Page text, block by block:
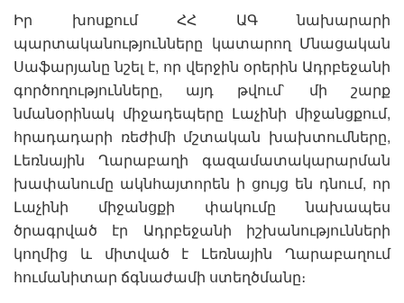
Իր խոսքում ՀՀ ԱԳ նախարարի
պարտականությունները կատարող Մնացական
Սաֆարյանը նշել է, որ վերջին օրերին Ադրբեջանի
գործողությունները, այդ թվում` մի շարք
նմանօրինակ միջադեպերը Լաչինի միջանցքում,
հրադադարի ռեժիմի մշտական խախտումները,
Լեռնային Ղարաբաղի գազամատակարարման
խափանումը ակնհայտորեն ի ցույց են դնում, որ
Լաչինի միջանցքի փակումը նախապես
ծրագրված էր Ադրբեջանի իշխանությունների
կողմից և միտված է Լեռնային Ղարաբաղում
հումանիտար ճգնաժամի ստեղծմանը։